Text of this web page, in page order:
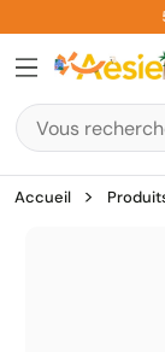
au
contenu
Accueil